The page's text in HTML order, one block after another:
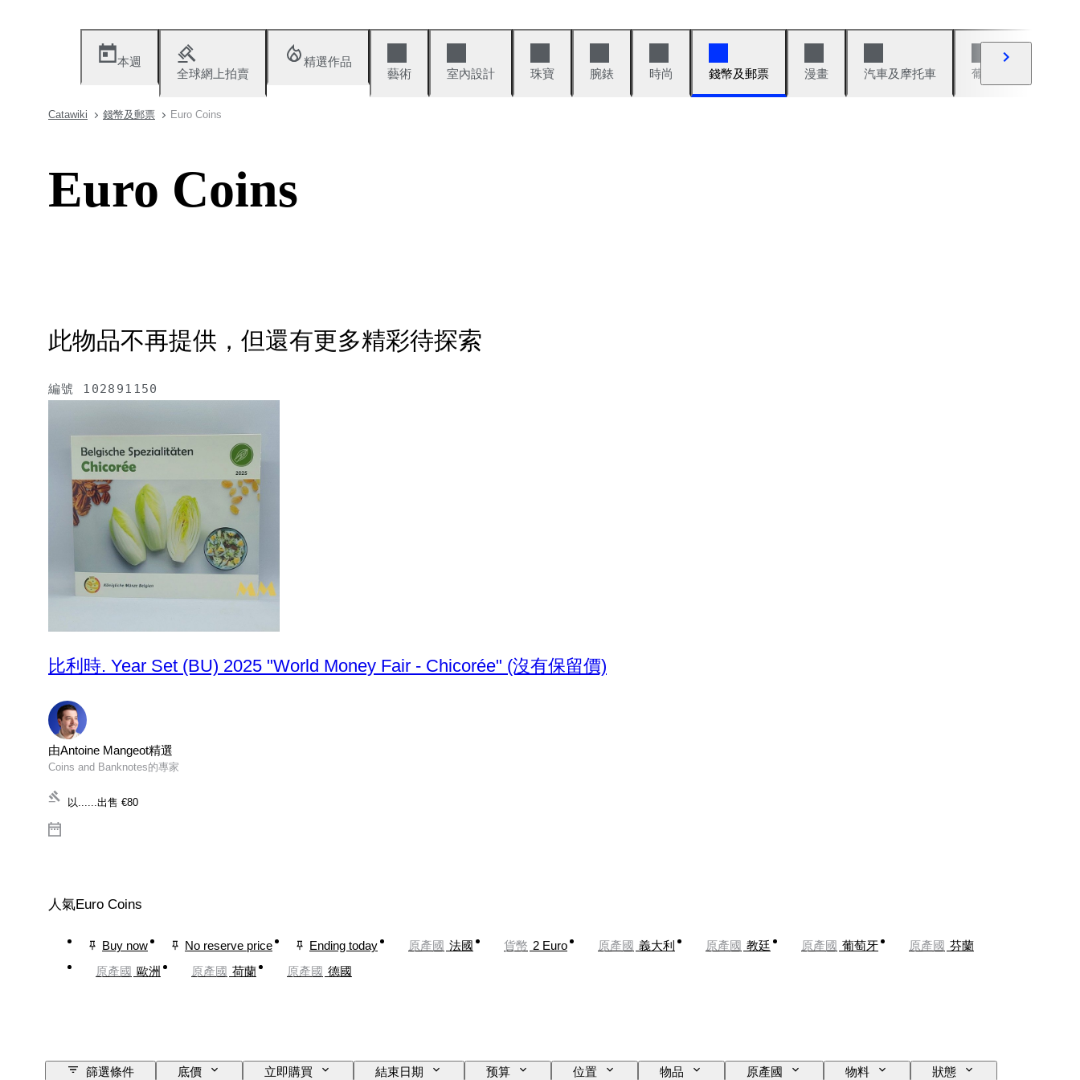
本週
全球網上拍賣
精選作品
藝術
室內設計 珠寶 腕錶 時尚 錢幣及郵票 漫畫 汽車及摩托車 葡萄酒與烈酒
Catawiki 錢幣及郵票 Euro Coins
Euro Coins
此物品不再提供，但還有更多精彩待探索
編號 102891150
比利時. Year Set (BU) 2025 "World Money Fair - Chicorée" (沒有保留價)
由Antoine Mangeot精選
Coins and Banknotes的專家
以......出售 €80
人氣Euro Coins
Buy now No reserve price Ending today 原產國 法國 貨幣 2 Euro 原產國 義大利 原產國 教廷 原產國 葡萄牙 原產國 芬蘭
原產國 歐洲 原產國 荷蘭 原產國 德國
篩選條件 底價 立即購買 結束日期 预算 位置 物品 原產國 物料 狀態